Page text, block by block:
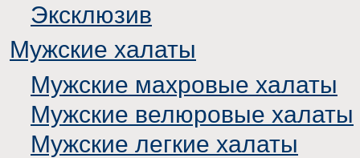
Эксклюзив
Мужские халаты
Мужские махровые халаты
Мужские велюровые халаты
Мужские легкие халаты